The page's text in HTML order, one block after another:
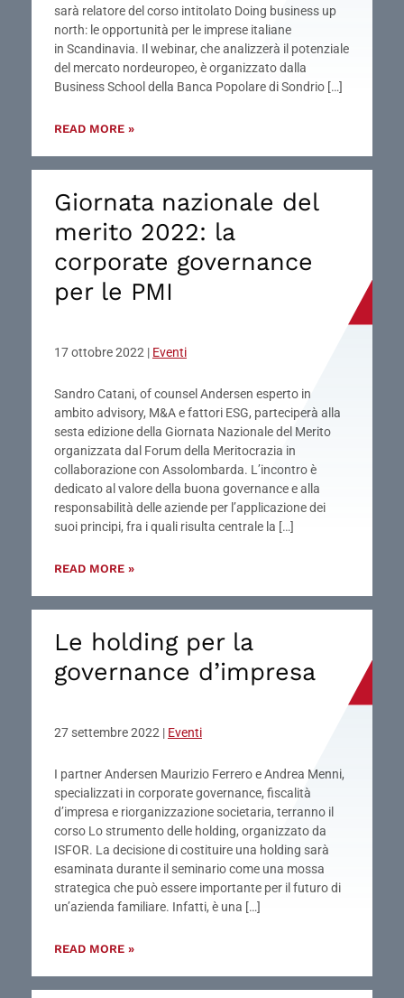
sarà relatore del corso intitolato Doing business up
north: le opportunità per le imprese italiane
in Scandinavia. Il webinar, che analizzerà il potenziale
del mercato nordeuropeo, è organizzato dalla
Business School della Banca Popolare di Sondrio […]
READ MORE »
Giornata nazionale del
merito 2022: la
corporate governance
per le PMI
17 ottobre 2022 | Eventi
Sandro Catani, of counsel Andersen esperto in
ambito advisory, M&A e fattori ESG, parteciperà alla
sesta edizione della Giornata Nazionale del Merito
organizzata dal Forum della Meritocrazia in
collaborazione con Assolombarda. L’incontro è
dedicato al valore della buona governance e alla
responsabilità delle aziende per l’applicazione dei
suoi principi, fra i quali risulta centrale la […]
READ MORE »
Le holding per la
governance d’impresa
27 settembre 2022 | Eventi
I partner Andersen Maurizio Ferrero e Andrea Menni,
specializzati in corporate governance, fiscalità
d’impresa e riorganizzazione societaria, terranno il
corso Lo strumento delle holding, organizzato da
ISFOR. La decisione di costituire una holding sarà
esaminata durante il seminario come una mossa
strategica che può essere importante per il futuro di
un’azienda familiare. Infatti, è una […]
READ MORE »